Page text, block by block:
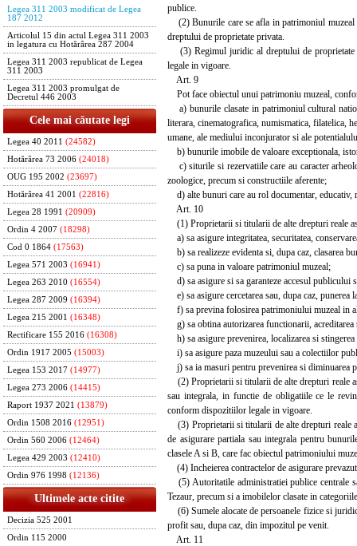
Legea 311 2003 modificat de Legea
187 2012
Articolul 15 din actul Legea 311 2003
in legatura cu Hotărârea 287 2004
Legea 311 2003 republicat de Legea
311 2003
Legea 311 2003 promulgat de
Decretul 446 2003
Cele mai căutate legi
Legea 40 2011 (24582)
Hotărârea 73 2006 (24018)
OUG 195 2002 (23697)
Hotărârea 41 2001 (22816)
Legea 28 1991 (20909)
Ordin 4 2007 (18298)
Cod 0 1864 (17563)
Legea 571 2003 (16941)
Legea 263 2010 (16554)
Legea 287 2009 (16394)
Legea 215 2001 (16348)
Rectificare 155 2016 (16308)
Ordin 1917 2005 (15003)
Legea 153 2017 (14977)
Legea 273 2006 (14415)
Raport 1937 2021 (13879)
Ordin 1508 2016 (12951)
Ordin 560 2006 (12464)
Legea 429 2003 (12410)
Ordin 976 1998 (12136)
Ultimele acte citite
Decizia 525 2001
Ordin 115 2000
publice.
(2) Bunurile care se afla in patrimoniul muzeal
dreptului de proprietate privata.
(3) Regimul juridic al dreptului de proprietate
legale in vigoare.
Art. 9
Pot face obiectul unui patrimoniu muzeal,
a) bunurile clasate in patrimoniul cultural
literara, cinematografica, numismatica, filatelica,
umane, ale mediului inconjurator si ale
b) bunurile imobile de valoare exceptionala,
c) siturile si rezervatiile care au caracter
zoologice, precum si constructiile aferente;
d) alte bunuri care au rol documentar,
Art. 10
(1) Proprietarii si titularii de alte drepturi reale
a) sa asigure integritatea, securitatea,
b) sa realizeze evidenta si, dupa caz, clasarea
c) sa puna in valoare patrimoniul muzeal;
d) sa asigure si sa garanteze accesul publicului
e) sa asigure cercetarea sau, dupa caz,
f) sa previna folosirea patrimoniului muzeal in
g) sa obtina autorizarea functionarii,
h) sa asigure prevenirea, localizarea si
i) sa asigure paza muzeului sau a colectiilor
j) sa ia masuri pentru prevenirea si diminuarea
(2) Proprietarii si titularii de alte drepturi reale
sau integrala, in functie de obligatiile ce le
conform dispozitiilor legale in vigoare.
(3) Proprietarii si titularii de alte drepturi reale
de asigurare partiala sau integrala pentru
clasele A si B, care fac obiectul patrimoniului
(4) Incheierea contractelor de asigurare
(5) Autoritatile administratiei publice centrale
Tezaur, precum si a imobilelor clasate in
(6) Sumele alocate de persoanele fizice si
profit sau, dupa caz, din impozitul pe venit.
Art. 11